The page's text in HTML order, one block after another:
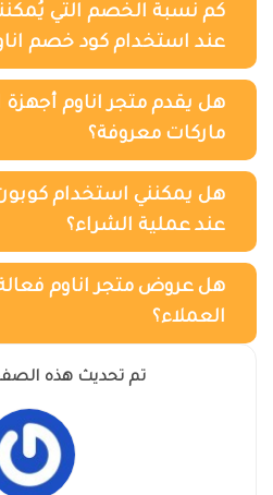
كم نسبة الخصم التي
عند استخدام كود خصم
هل يقدم متجر اناوم أجهزة
ماركات معروفة؟
عند عملية الشراء؟
هل عروض متجر اناوم
العملاء؟
تم تحديث هذه